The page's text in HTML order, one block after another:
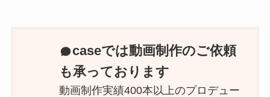
caseでは動画制作のご依頼
も承っております
動画制作実績400本以上のプロデュー